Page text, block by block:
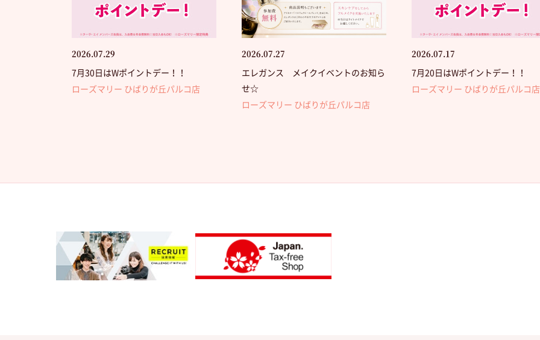
2026.07.29
7月30日はWポイントデー！！
ローズマリー ひばりが丘パルコ店
2026.07.27
エレガンス メイクイベントのお知ら
せ☆
ローズマリー ひばりが丘パルコ店
2026.07.17
7月20日はWポイントデー！！
ローズマリー ひばりが丘パルコ店